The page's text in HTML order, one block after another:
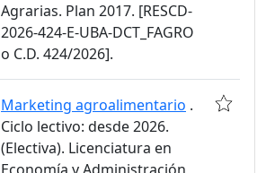
Agrarias. Plan 2017. [RESCD-
2026-424-E-UBA-DCT_FAGRO
o C.D. 424/2026].
Marketing agroalimentario .
Ciclo lectivo: desde 2026.
(Electiva). Licenciatura en